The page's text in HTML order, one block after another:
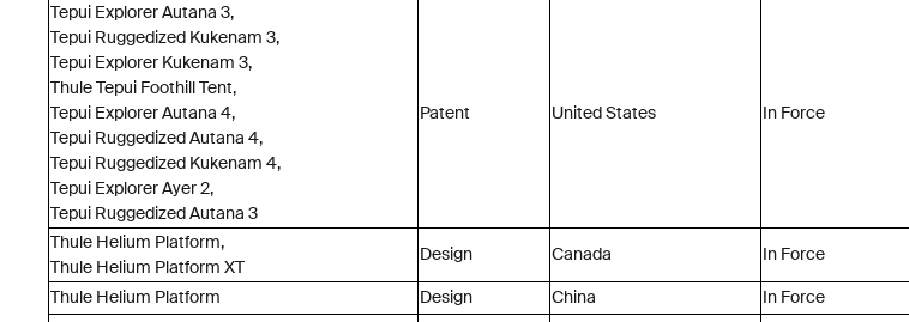
Tepui Explorer Autana 3,
Tepui Ruggedized Kukenam 3,
Tepui Explorer Kukenam 3,
Thule Tepui Foothill Tent,
Tepui Explorer Autana 4,
Tepui Ruggedized Autana 4,
Tepui Ruggedized Kukenam 4,
Tepui Explorer Ayer 2,
Tepui Ruggedized Autana 3
Patent United States In Force
Thule Helium Platform,
Thule Helium Platform XT
Design Canada In Force
Thule Helium Platform Design China In Force